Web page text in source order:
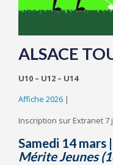
ALSACE
U10 – U12 – U14
Affiche 2026 |
Inscription sur Extranet
Samedi 14 mars |
Mérite Jeunes